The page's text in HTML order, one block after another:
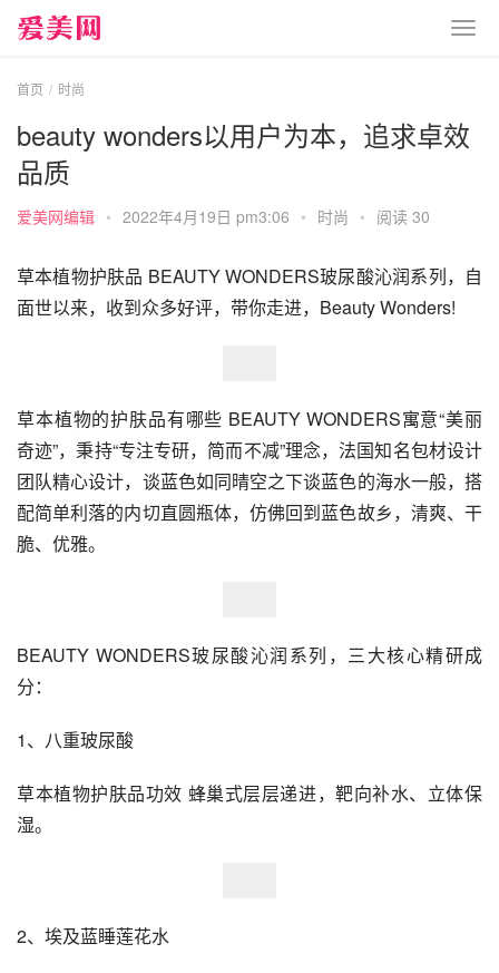
首页 时尚
beauty wonders以用户为本，追求卓效
品质
爱美网编辑 • 2022年4月19日 pm3:06 • 时尚 • 阅读 30
草本植物护肤品 BEAUTY WONDERS玻尿酸沁润系列，自
面世以来，收到众多好评，带你走进，Beauty Wonders!
草本植物的护肤品有哪些 BEAUTY WONDERS寓意“美丽
奇迹”，秉持“专注专研，简而不减”理念，法国知名包材设计
团队精心设计，谈蓝色如同晴空之下谈蓝色的海水一般，搭
配简单利落的内切直圆瓶体，仿佛回到蓝色故乡，清爽、干
脆、优雅。
BEAUTY WONDERS玻尿酸沁润系列，三大核心精研成
分：
1、八重玻尿酸
草本植物护肤品功效 蜂巢式层层递进，靶向补水、立体保
湿。
2、埃及蓝睡莲花水